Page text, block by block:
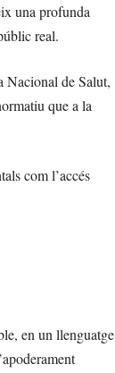
una profunda
real.
Nacional de Salut,
que a la
com l’accés
en un llenguatge